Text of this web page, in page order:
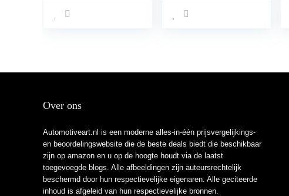
auto, draagbaar,
Startset,
geanodiseerd zilver
Over ons
Automotiveart.nl is een moderne alles-in-één prijsvergelijkings-
en beoordelingswebsite die de beste deals biedt die beschikbaar
zijn op amazon en u op de hoogte houdt via de laatst
toegevoegde blogs. Alle afbeeldingen zijn auteursrechtelijk
beschermd door hun respectievelijke eigenaren. Alle geciteerde
inhoud is afgeleid van hun respectievelijke bronnen.